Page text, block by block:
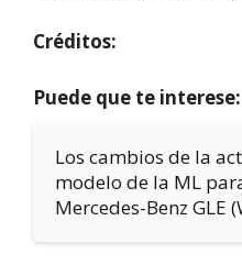
Créditos:
Puede que te interese:
Los cambios de la
modelo de la ML
Mercedes-Benz GLE